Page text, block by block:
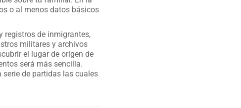
o al menos datos básicos
registros de inmigrantes,
militares y archivos
el lugar de origen de
será más sencilla.
serie de partidas las cuales